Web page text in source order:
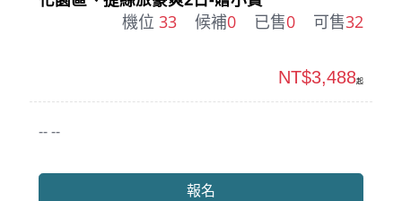
機位 33 候補0 已售0 可售32
-- --
NT$3,488起
報名